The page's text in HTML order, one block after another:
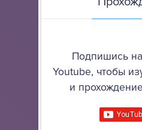
Подпишись
Youtube, чтобы
и